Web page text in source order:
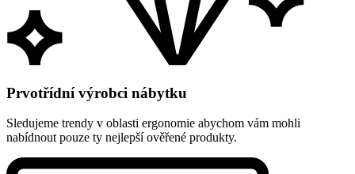
Prvotřídní výrobci nábytku
Sledujeme trendy v oblasti ergonomie abychom vám mohli
nabídnout pouze ty nejlepší ověřené produkty.